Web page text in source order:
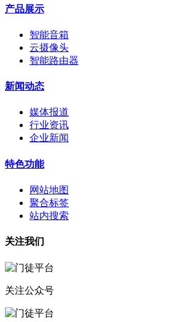
产品展示
智能音箱
云摄像头
智能路由器
新闻动态
媒体报道
行业资讯
企业新闻
特色功能
网站地图
聚合标签
站内搜索
关注我们
关注公众号